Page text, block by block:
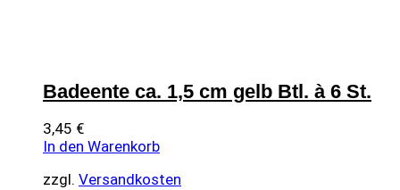
Badeente ca. 1,5 cm gelb Btl. à 6 St.
3,45 €
In den Warenkorb
zzgl. Versandkosten